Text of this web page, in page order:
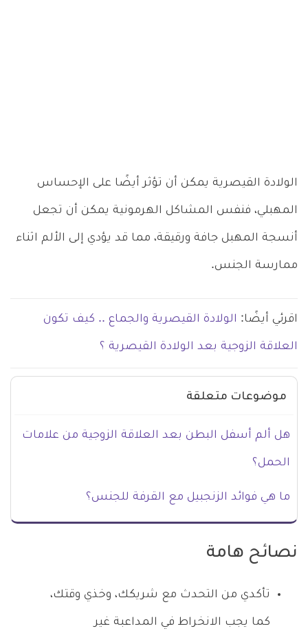
الولادة القيصرية يمكن أن تؤثر أيضًا على الإحساس
المهبلي، فنفس المشاكل الهرمونية يمكن أن تجعل
أنسجة المهبل جافة ورقيقة، مما قد يؤدي إلى الألم اثناء
ممارسة الجنس.
اقرئي أيضًا: الولادة القيصرية والجماع .. كيف تكون
العلاقة الزوجية بعد الولادة القيصرية ؟
موضوعات متعلقة
هل ألم أسفل البطن بعد العلاقة الزوجية من علامات
الحمل؟
ما هي فوائد الزنجبيل مع القرفة للجنس؟
نصائح هامة
تأكدي من التحدث مع شريكك، وخذي وقتك،
كما يجب الانخراط في المداعبة غير